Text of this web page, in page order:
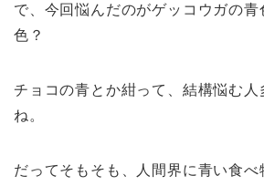
で、今回悩んだのがゲッコウガの
色？
チョコの青とか紺って、結構悩む人
ね。
だってそもそも、人間界に青い食べ